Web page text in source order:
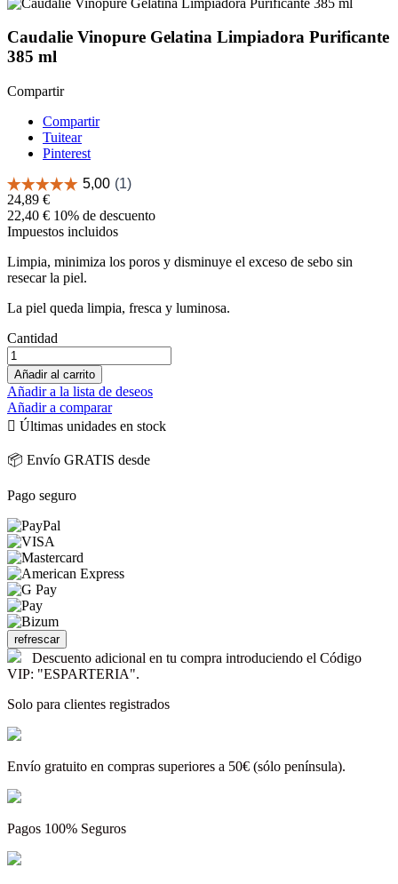
Caudalie Vinopure Gelatina Limpiadora Purificante
385 ml
Compartir
Compartir
Tuitear
Pinterest
24,89 €
22,40 € 10% de descuento
Impuestos incluidos
Limpia, minimiza los poros y disminuye el exceso de sebo sin
resecar la piel.
La piel queda limpia, fresca y luminosa.
Cantidad
Añadir al carrito
Añadir a la lista de deseos
Añadir a comparar
 Últimas unidades en stock
📦 Envío GRATIS desde
Pago seguro
Descuento adicional en tu compra introduciendo el Código
VIP: "ESPARTERIA".
Solo para clientes registrados
Envío gratuito en compras superiores a 50€ (sólo península).
Pagos 100% Seguros